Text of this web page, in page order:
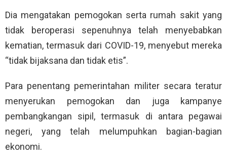
Dia mengatakan pemogokan serta rumah sakit yang
tidak beroperasi sepenuhnya telah menyebabkan
kematian, termasuk dari COVID-19, menyebut mereka
“tidak bijaksana dan tidak etis”.
Para penentang pemerintahan militer secara teratur
menyerukan pemogokan dan juga kampanye
pembangkangan sipil, termasuk di antara pegawai
negeri, yang telah melumpuhkan bagian-bagian
ekonomi.